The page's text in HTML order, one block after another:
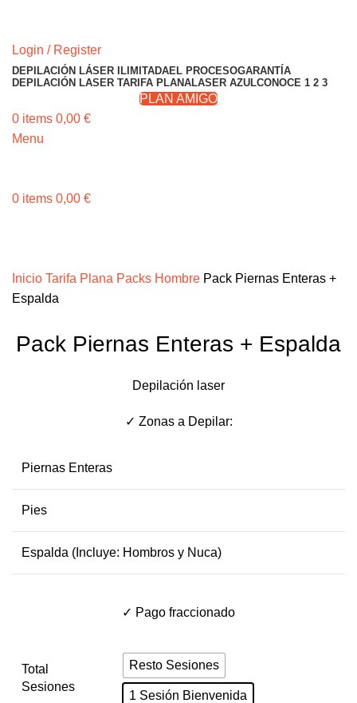
Login / Register
DEPILACIÓN LÁSER ILIMITADAEL PROCESOGARANTÍA
DEPILACIÓN LASER TARIFA PLANALASER AZULCONOCE 1 2 3
PLAN AMIGO
0 items 0,00 €
Menu
0 items 0,00 €
Inicio Tarifa Plana Packs Hombre Pack Piernas Enteras +
Espalda
Pack Piernas Enteras + Espalda
Depilación laser
✓ Zonas a Depilar:
Piernas Enteras
Pies
Espalda (Incluye: Hombros y Nuca)
✓ Pago fraccionado
Total
Sesiones
Resto Sesiones
1 Sesión Bienvenida